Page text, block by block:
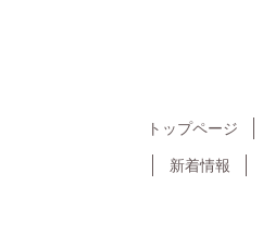
トップページ
新着情報